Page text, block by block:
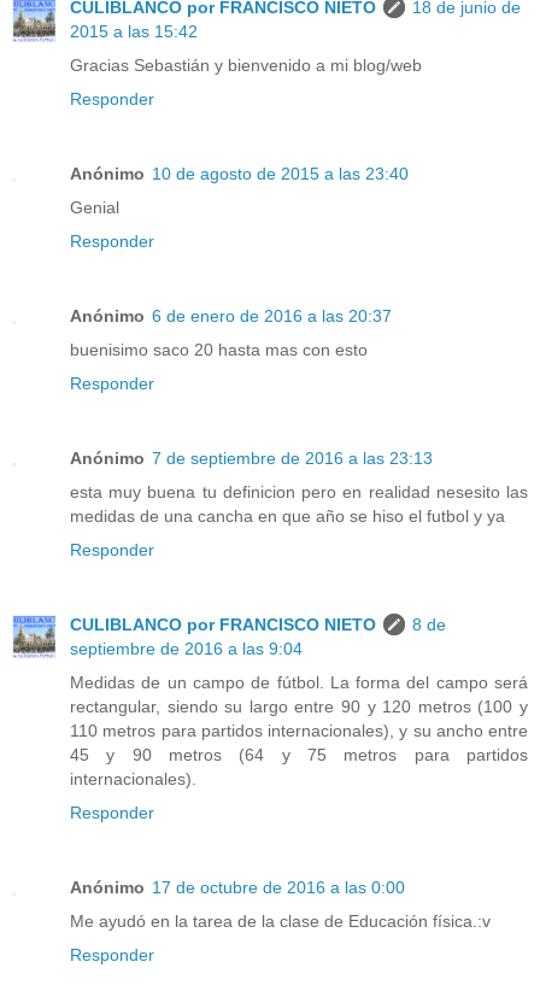
CULIBLANCO por FRANCISCO NIETO
18 de junio de
2015 a las 15:42
Gracias Sebastián y bienvenido a mi blog/web
Responder
Anónimo 10 de agosto de 2015 a las 23:40
Genial
Responder
Anónimo 6 de enero de 2016 a las 20:37
buenisimo saco 20 hasta mas con esto
Responder
Anónimo 7 de septiembre de 2016 a las 23:13
esta muy buena tu definicion pero en realidad nesesito las
medidas de una cancha en que año se hiso el futbol y ya
Responder
CULIBLANCO por FRANCISCO NIETO
8 de
septiembre de 2016 a las 9:04
Medidas de un campo de fútbol. La forma del campo será
rectangular, siendo su largo entre 90 y 120 metros (100 y
110 metros para partidos internacionales), y su ancho entre
45 y 90 metros (64 y 75 metros para partidos
internacionales).
Responder
Anónimo 17 de octubre de 2016 a las 0:00
Me ayudó en la tarea de la clase de Educación física.:v
Responder